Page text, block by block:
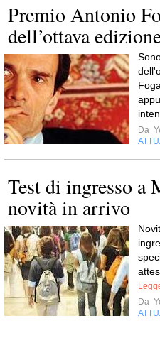
Premio Antonio
dell’ottava
Da
Test di ingresso a
novità in arrivo
Da